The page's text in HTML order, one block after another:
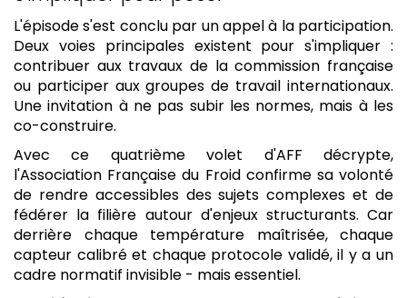
L'épisode s'est conclu par un appel à la participation.
Deux voies principales existent pour s'impliquer :
contribuer aux travaux de la commission française
ou participer aux groupes de travail internationaux.
Une invitation à ne pas subir les normes, mais à les
co-construire.
Avec ce quatrième volet d'AFF décrypte,
l'Association Française du Froid confirme sa volonté
de rendre accessibles des sujets complexes et de
fédérer la filière autour d'enjeux structurants. Car
derrière chaque température maîtrisée, chaque
capteur calibré et chaque protocole validé, il y a un
cadre normatif invisible - mais essentiel.